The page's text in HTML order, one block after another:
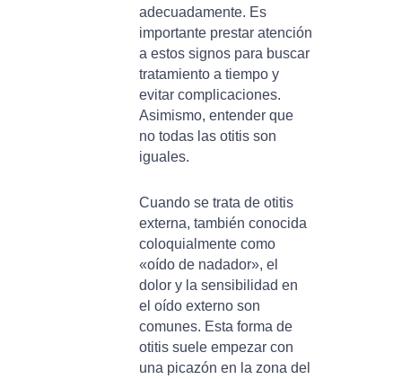
adecuadamente. Es
importante prestar atención
a estos signos para buscar
tratamiento a tiempo y
evitar complicaciones.
Asimismo, entender que
no todas las otitis son
iguales.
Cuando se trata de otitis
externa, también conocida
coloquialmente como
«oído de nadador», el
dolor y la sensibilidad en
el oído externo son
comunes. Esta forma de
otitis suele empezar con
una picazón en la zona del